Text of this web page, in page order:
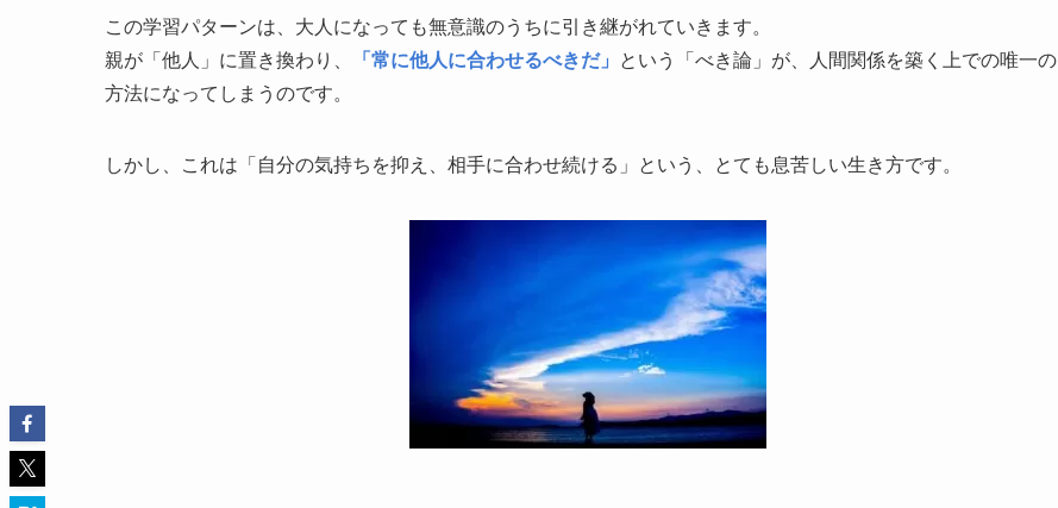
この学習パターンは、大人になっても無意識のうちに引き継がれていきます。
親が「他人」に置き換わり、
「常に他人に合わせるべきだ」
という「べき論」が、人間関係を築く上での唯一の
方法になってしまうのです。
しかし、これは「自分の気持ちを抑え、相手に合わせ続ける」という、とても息苦しい生き方です。